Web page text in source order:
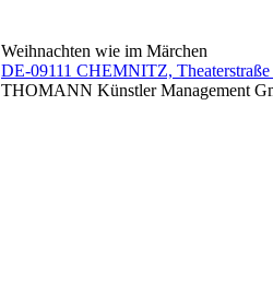
Weihnachten wie im Märchen
DE-09111 CHEMNITZ,
THOMANN Künstler Management